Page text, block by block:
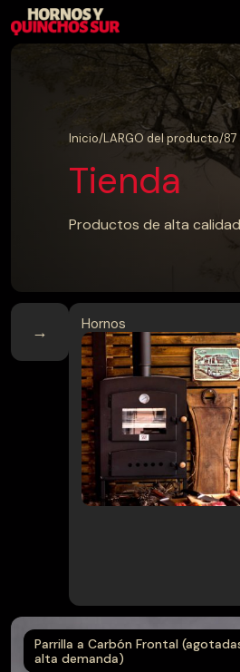
Cerrar
Inicio
Productos
Contacto
Hornos →
Muebles
terraza
→
Pack
Quinchos →
Inicio/LARGO del producto/87
Tienda
Productos de alta
→ Hornos
Parrilla a Carbón Frontal
alta demanda)